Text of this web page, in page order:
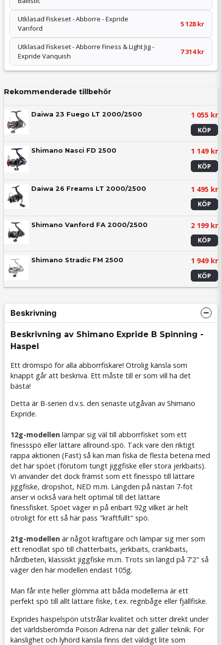
Utklasad Fiskeset - Abborre - Expride
Vanford
5 128 kr
Utklasad Fiskeset - Abborre Finess & Light Jig -
Expride Vanquish
7 314 kr
Rekommenderade tillbehör
Daiwa 23 Fuego LT 2000/2500 1 055 kr
KÖP
Shimano Nasci FD 2500 1 149 kr
KÖP
Daiwa 26 Freams LT 2000/2500 1 495 kr
KÖP
Shimano Vanford FA 2000/2500 2 199 kr
KÖP
Shimano Stradic FM 2500 1 949 kr
KÖP
Beskrivning
Beskrivning av Shimano Expride B Spinning -
Haspel
Ett drömspö för alla abborrfiskare! Otrolig känsla som
knappt går att beskriva. Ett måste till er som vill ha det
bästa!
Detta är B-serien d.v.s. den senaste utgåvan av Shimano
Expride.
12g-modellen lämpar sig väl till abborrfisket som ett
finessspö eller lättare allround-spö. Tack vare den riktigt
rappa aktionen (Fast) så kan man fiska de flesta betena med
det här spöet (förutom tungt jiggfiske eller stora jerkbaits).
Vi använder det dock främst som ett finesspö till lättare
jiggfiske, dropshot, NED m.m. Längden på nästan 7-fot
anser vi också vara helt optimal till det lättare
finessfisket. Spöet väger in på enbart 92g vilket är helt
otroligt för ett så här pass "kraftfullt" spö.
21g-modellen är något kraftigare och lämpar sig mer som
ett renodlat spö till chatterbaits, jerkbaits, crankbaits,
hårdbeten, klassiskt jiggfiske m.m. Trots sin längd på 7'2" så
väger den här modellen endast 105g.
Man får inte heller glömma att båda modellerna är ett
perfekt spö till allt lättare fiske, t.ex. regnbåge eller fjällfiske.
Exprides haspelspön utstrålar kvalitet och sitter direkt under
det världsberömda Poison Adrena när det gäller teknik. För
känslighet och lyhörd känsla finns det väldigt lite som